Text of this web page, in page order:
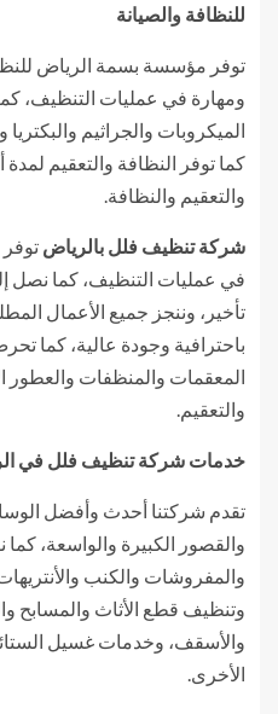
للنظافة والصيانة
توفر مؤسسة بسمة الرياض
ومهارة في عمليات التنظيف،
الميكروبات والجراثيم
كما توفر النظافة والتعقيم لمدة
والتعقيم والنظافة.
شركة تنظيف فلل بالرياض توفر
في عمليات التنظيف، كما نصل
تأخير، وننجز جميع الأعمال
باحترافية وجودة عالية، كما
المعقمات والمنظفات والعطور
والتعقيم.
خدمات شركة تنظيف فلل في
تقدم شركتنا أحدث وأفضل
والقصور الكبيرة والواسعة،
والمفروشات والكنب
وتنظيف قطع الأثاث والمسابح
والأسقف، وخدمات غسيل
الأخرى.